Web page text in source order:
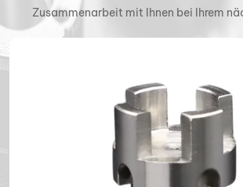
Zusammenarbeit mit Ihnen bei Ihrem